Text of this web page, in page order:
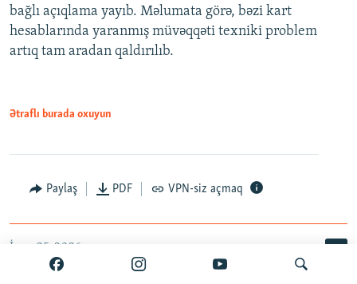
bağlı açıqlama yayıb. Məlumata görə, bəzi kart
hesablarında yaranmış müvəqqəti texniki problem
artıq tam aradan qaldırılıb.
Ətraflı burada oxuyun
Paylaş PDF VPN-siz açmaq
İyun 25, 2026
Yaxınları Salayevin yenidən